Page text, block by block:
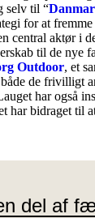
selv til “
for at
central aktør i
til de nye
Outdoor, et
de frivilligt
har også
har bidraget til
del af